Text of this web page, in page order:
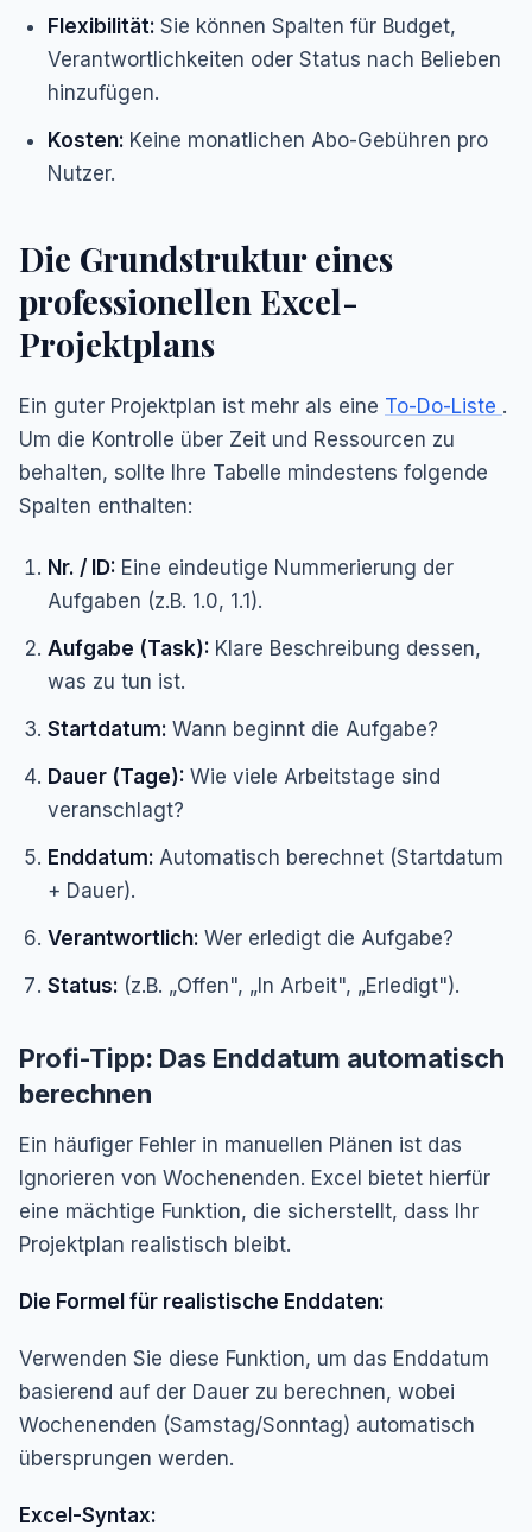
Flexibilität: Sie können Spalten für Budget,
Verantwortlichkeiten oder Status nach Belieben
hinzufügen.
Kosten: Keine monatlichen Abo-Gebühren pro
Nutzer.
Die Grundstruktur eines
professionellen Excel-
Projektplans
Ein guter Projektplan ist mehr als eine To-Do-Liste .
Um die Kontrolle über Zeit und Ressourcen zu
behalten, sollte Ihre Tabelle mindestens folgende
Spalten enthalten:
Nr. / ID: Eine eindeutige Nummerierung der
Aufgaben (z.B. 1.0, 1.1).
Aufgabe (Task): Klare Beschreibung dessen,
was zu tun ist.
Startdatum: Wann beginnt die Aufgabe?
Dauer (Tage): Wie viele Arbeitstage sind
veranschlagt?
Enddatum: Automatisch berechnet (Startdatum
+ Dauer).
Verantwortlich: Wer erledigt die Aufgabe?
Status: (z.B. „Offen", „In Arbeit", „Erledigt").
Profi-Tipp: Das Enddatum automatisch
berechnen
Ein häufiger Fehler in manuellen Plänen ist das
Ignorieren von Wochenenden. Excel bietet hierfür
eine mächtige Funktion, die sicherstellt, dass Ihr
Projektplan realistisch bleibt.
Die Formel für realistische Enddaten:
Verwenden Sie diese Funktion, um das Enddatum
basierend auf der Dauer zu berechnen, wobei
Wochenenden (Samstag/Sonntag) automatisch
übersprungen werden.
Excel-Syntax: